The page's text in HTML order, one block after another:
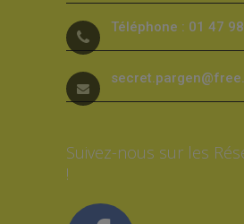
Téléphone : 01 47
Suivez-nous sur les
!